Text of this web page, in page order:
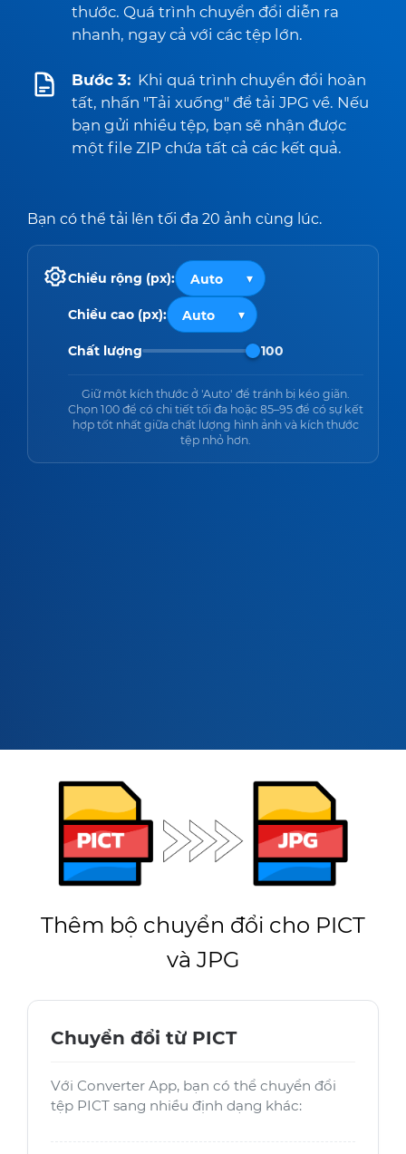
thước. Quá trình chuyển đổi diễn ra
nhanh, ngay cả với các tệp lớn.
Bước 3: Khi quá trình chuyển đổi hoàn
tất, nhấn "Tải xuống" để tải JPG về. Nếu
bạn gửi nhiều tệp, bạn sẽ nhận được
một file ZIP chứa tất cả các kết quả.
Bạn có thể tải lên tối đa 20 ảnh cùng lúc.
Chiều rộng (px):
Chiều cao (px):
Chất lượng 100
Giữ một kích thước ở 'Auto' để tránh bị kéo giãn.
Chọn 100 để có chi tiết tối đa hoặc 85–95 để có sự kết
hợp tốt nhất giữa chất lượng hình ảnh và kích thước
tệp nhỏ hơn.
Thêm bộ chuyển đổi cho PICT
và JPG
Chuyển đổi từ PICT
Với Converter App, bạn có thể chuyển đổi
tệp PICT sang nhiều định dạng khác: